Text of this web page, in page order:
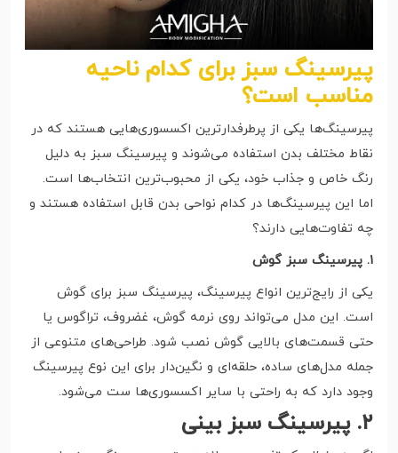
پیرسینگ سبز برای کدام ناحیه
مناسب است؟
پیرسینگ‌ها یکی از پرطرفدارترین اکسسوری‌هایی هستند که در
نقاط مختلف بدن استفاده می‌شوند و پیرسینگ سبز به دلیل
رنگ خاص و جذاب خود، یکی از محبوب‌ترین انتخاب‌ها است.
اما این پیرسینگ‌ها در کدام نواحی بدن قابل استفاده هستند و
چه تفاوت‌هایی دارند؟
۱. پیرسینگ سبز گوش
یکی از رایج‌ترین انواع پیرسینگ، پیرسینگ سبز برای گوش
است. این مدل می‌تواند روی نرمه گوش، غضروف، تراگوس یا
حتی قسمت‌های بالایی گوش نصب شود. طراحی‌های متنوعی از
جمله مدل‌های ساده، حلقه‌ای و نگین‌دار برای این نوع پیرسینگ
وجود دارد که به راحتی با سایر اکسسوری‌ها ست می‌شود.
۲. پیرسینگ سبز بینی